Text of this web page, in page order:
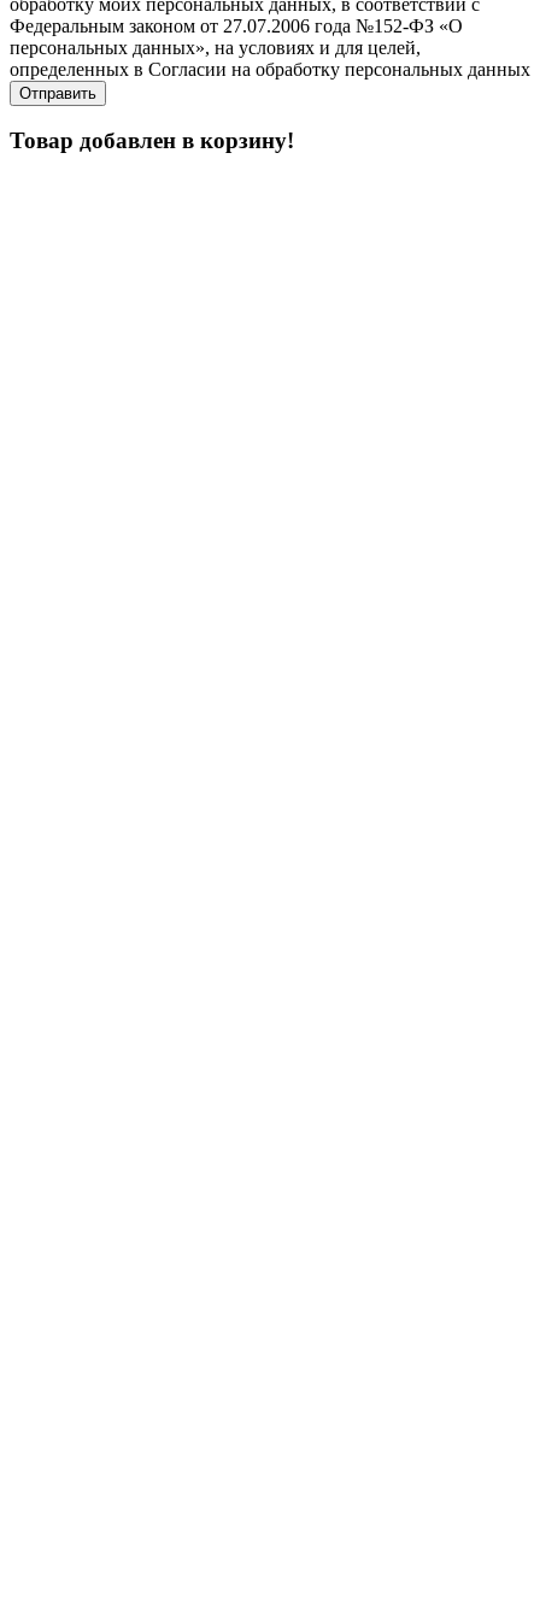
Федеральным законом от 27.07.2006 года №152-ФЗ «О
персональных данных», на условиях и для целей,
определенных в Согласии на обработку персональных данных
Товар добавлен в корзину!